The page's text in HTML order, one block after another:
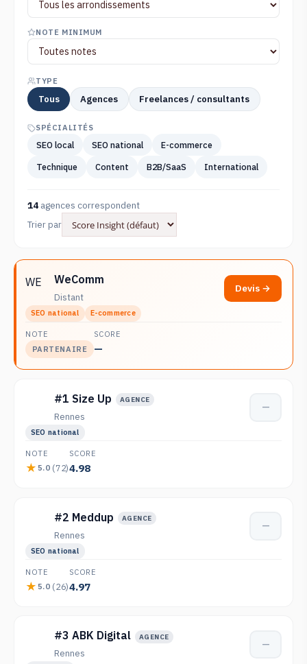
NOTE MINIMUM
TYPE
Tous Agences Freelances / consultants
SPÉCIALITÉS
SEO local SEO national E-commerce
Technique Content B2B/SaaS International
14 agences correspondent
Trier par
WE WeComm
Distant
Devis →
SEO national E-commerce
NOTE
PARTENAIRE
SCORE
—
#1 Size Up AGENCE
Rennes
—
SEO national
NOTE
5.0 (72)
SCORE
4.98
#2 Meddup AGENCE
Rennes
—
SEO national
NOTE
5.0 (26)
SCORE
4.97
#3 ABK Digital AGENCE
Rennes
—